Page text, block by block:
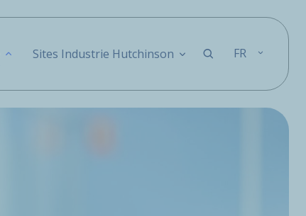
Sites Industrie Hutchinson FR